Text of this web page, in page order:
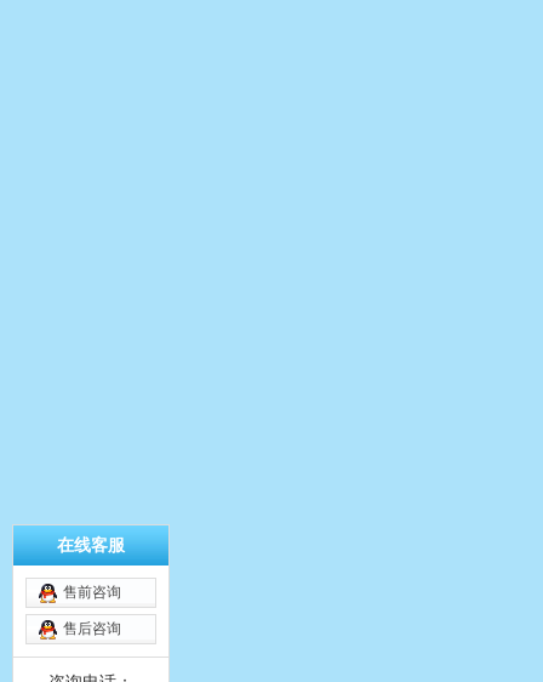
在线客服
售前咨询
售后咨询